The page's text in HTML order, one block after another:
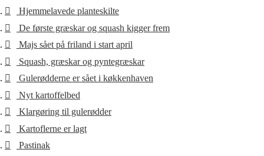
Hjemmelavede planteskilte
De første græskar og squash kigger frem
Majs sået på friland i start april
Squash, græskar og pyntegræskar
Gulerødderne er sået i køkkenhaven
Nyt kartoffelbed
Klargøring til gulerødder
Kartoflerne er lagt
Pastinak